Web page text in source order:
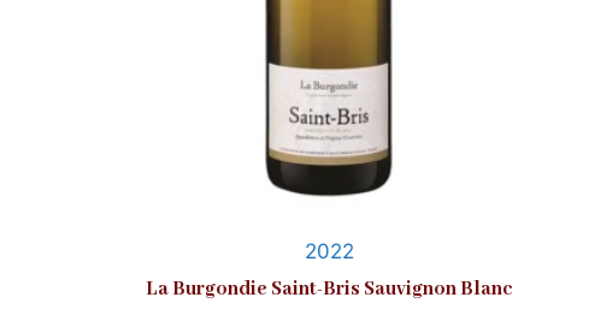
2022
La Burgondie Saint-Bris Sauvignon Blanc